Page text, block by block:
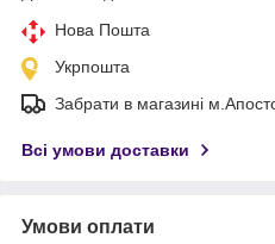
Нова Пошта
Укрпошта
Забрати в магазині
Всі умови доставки
Умови оплати